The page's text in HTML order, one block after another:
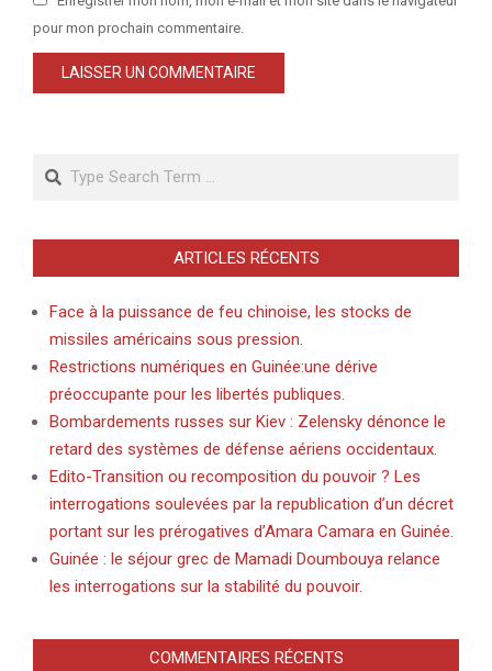
pour mon prochain commentaire.
ARTICLES RÉCENTS
Face à la puissance de feu chinoise, les stocks de
missiles américains sous pression.
Restrictions numériques en Guinée:une dérive
préoccupante pour les libertés publiques.
Bombardements russes sur Kiev : Zelensky dénonce le
retard des systèmes de défense aériens occidentaux.
Edito-Transition ou recomposition du pouvoir ? Les
interrogations soulevées par la republication d’un décret
portant sur les prérogatives d’Amara Camara en Guinée.
Guinée : le séjour grec de Mamadi Doumbouya relance
les interrogations sur la stabilité du pouvoir.
COMMENTAIRES RÉCENTS